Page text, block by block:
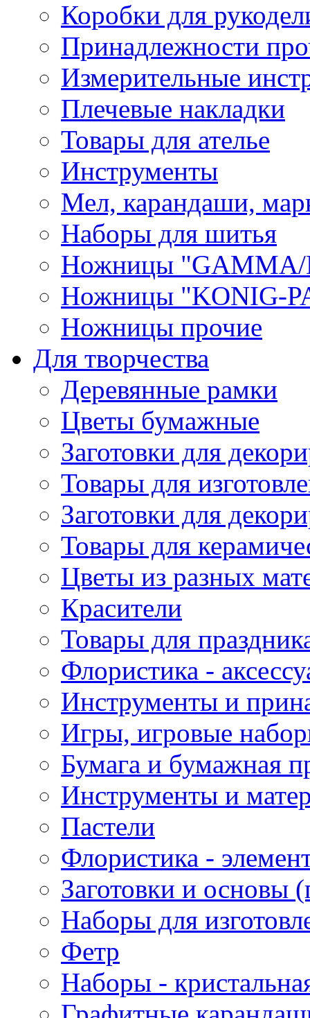
Коробки для
Принадлежности
Измерительные
Плечевые накладки
Товары для ателье
Инструменты
Мел, карандаши,
Наборы для шитья
Ножницы "GAMMA/
Ножницы "KONIG-
Ножницы прочие
Для творчества
Деревянные рамки
Цветы бумажные
Заготовки для
Товары для
Заготовки для
Товары для
Цветы из разных
Красители
Товары для
Флористика -
Инструменты и
Игры, игровые
Бумага и бумажная
Инструменты и
Пастели
Флористика -
Заготовки и основы
Наборы для
Фетр
Наборы -